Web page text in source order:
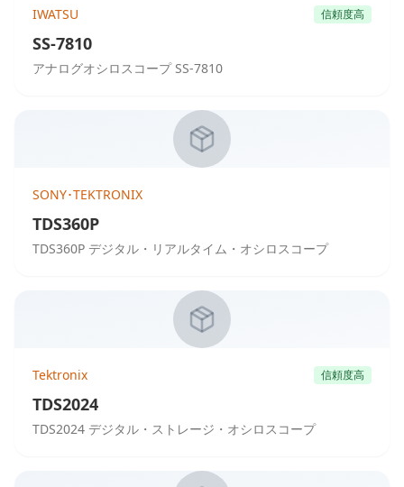
IWATSU 信頼度高
SS-7810
アナログオシロスコープ SS-7810
SONY･TEKTRONIX
TDS360P
TDS360P デジタル・リアルタイム・オシロスコープ
Tektronix 信頼度高
TDS2024
TDS2024 デジタル・ストレージ・オシロスコープ